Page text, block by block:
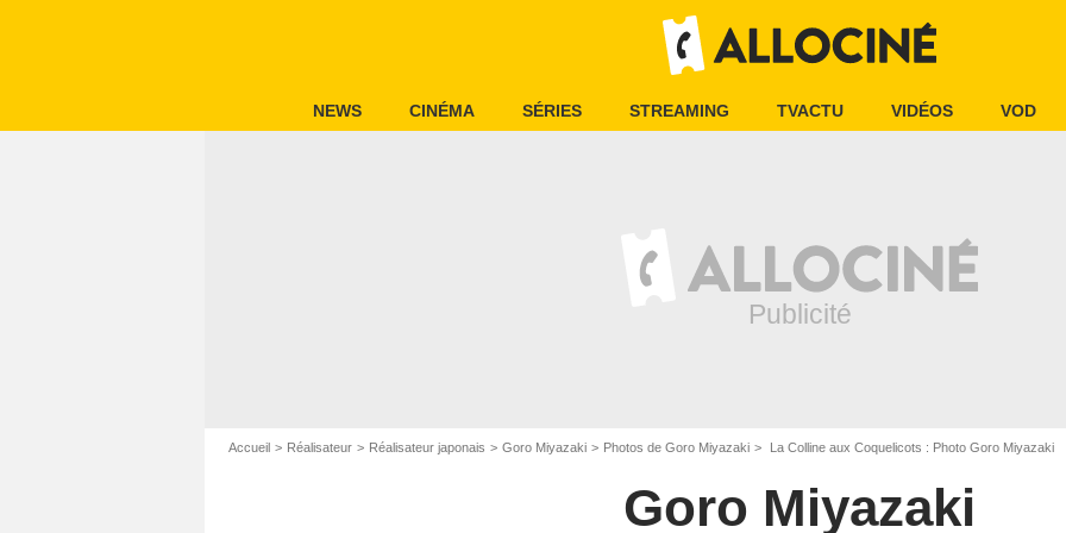
NEWS CINÉMA SÉRIES STREAMING TVACTU VIDÉOS VOD
Accueil Réalisateur Réalisateur japonais Goro Miyazaki Photos de Goro Miyazaki La Colline aux Coquelicots : Photo Goro Miyazaki
Goro Miyazaki